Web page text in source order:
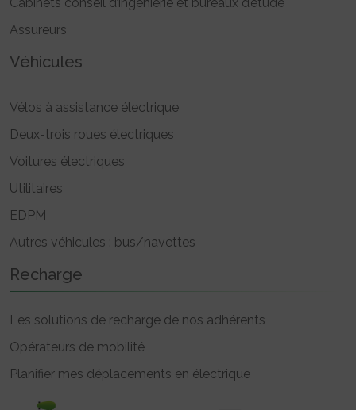
Assureurs
Véhicules
Vélos à assistance électrique
Deux-trois roues électriques
Voitures électriques
Utilitaires
EDPM
Autres véhicules : bus/navettes
Recharge
Les solutions de recharge de nos adhérents
Opérateurs de mobilité
Planifier mes déplacements en électrique